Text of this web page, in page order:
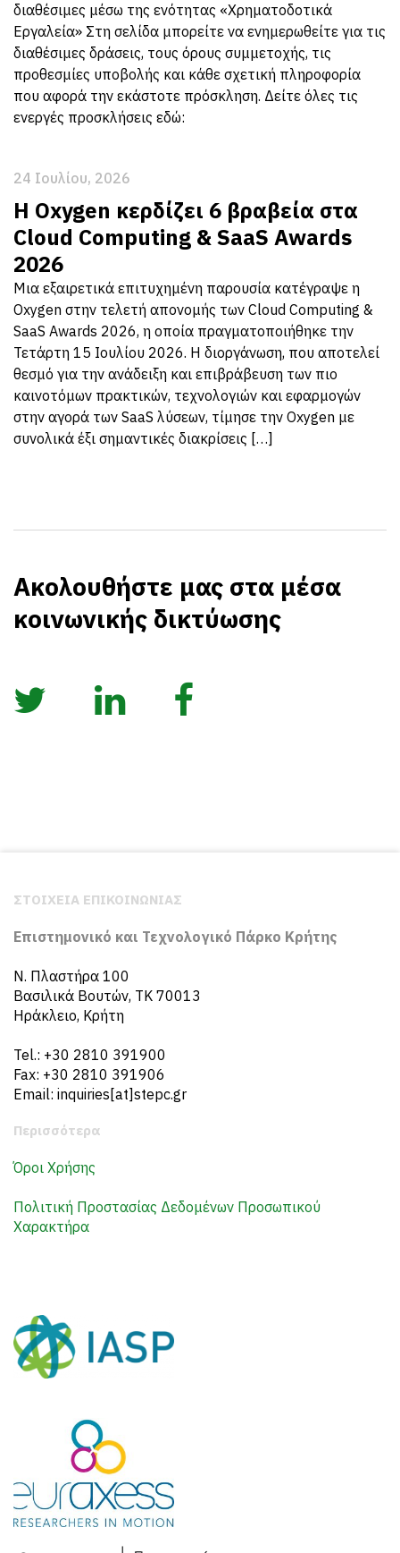
διαθέσιμες μέσω της ενότητας «Χρηματοδοτικά
Εργαλεία» Στη σελίδα μπορείτε να ενημερωθείτε για τις
διαθέσιμες δράσεις, τους όρους συμμετοχής, τις
προθεσμίες υποβολής και κάθε σχετική πληροφορία
που αφορά την εκάστοτε πρόσκληση. Δείτε όλες τις
ενεργές προσκλήσεις εδώ:
24 Ιουλίου, 2026
Η Oxygen κερδίζει 6 βραβεία στα
Cloud Computing & SaaS Awards
2026
Μια εξαιρετικά επιτυχημένη παρουσία κατέγραψε η
Oxygen στην τελετή απονομής των Cloud Computing &
SaaS Awards 2026, η οποία πραγματοποιήθηκε την
Τετάρτη 15 Ιουλίου 2026. Η διοργάνωση, που αποτελεί
θεσμό για την ανάδειξη και επιβράβευση των πιο
καινοτόμων πρακτικών, τεχνολογιών και εφαρμογών
στην αγορά των SaaS λύσεων, τίμησε την Oxygen με
συνολικά έξι σημαντικές διακρίσεις […]
Ακολουθήστε μας στα μέσα
κοινωνικής δικτύωσης
ΣΤΟΙΧΕΙΑ ΕΠΙΚΟΙΝΩΝΙΑΣ
Επιστημονικό και Τεχνολογικό Πάρκο Κρήτης
N. Πλαστήρα 100
Βασιλικά Βουτών, ΤΚ 70013
Ηράκλειο, Κρήτη
Tel.: +30 2810 391900
Fax: +30 2810 391906
Email: inquiries[at]stepc.gr
Περισσότερα
Όροι Χρήσης
Πολιτική Προστασίας Δεδομένων Προσωπικού
Χαρακτήρα